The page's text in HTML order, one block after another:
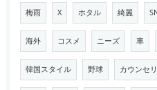
梅雨 X ホタル 綺麗
海外 コスメ ニーズ 車
韓国スタイル 野球 カウンセ